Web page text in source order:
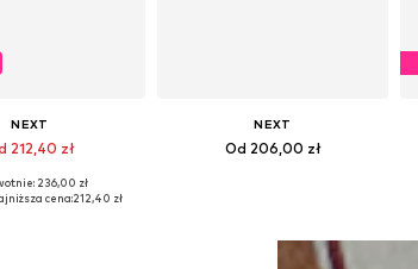
NEXT
212,40 zł
różnych rozmiarach
236,00 zł
cena:212,40 zł
NEXT
Od 206,00 zł